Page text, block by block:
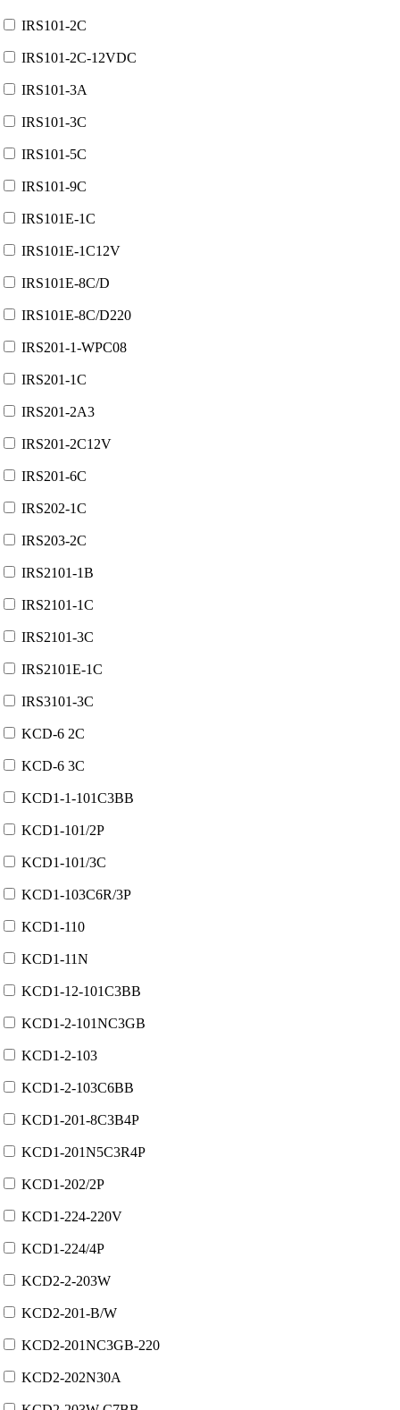
IRS101-2C
IRS101-2C-12VDC
IRS101-3A
IRS101-3C
IRS101-5C
IRS101-9C
IRS101E-1C
IRS101E-1C12V
IRS101E-8C/D
IRS101E-8C/D220
IRS201-1-WPC08
IRS201-1C
IRS201-2A3
IRS201-2C12V
IRS201-6C
IRS202-1C
IRS203-2C
IRS2101-1B
IRS2101-1C
IRS2101-3C
IRS2101E-1C
IRS3101-3C
KCD-6 2C
KCD-6 3C
KCD1-1-101C3BB
KCD1-101/2P
KCD1-101/3C
KCD1-103C6R/3P
KCD1-110
KCD1-11N
KCD1-12-101C3BB
KCD1-2-101NC3GB
KCD1-2-103
KCD1-2-103C6BB
KCD1-201-8C3B4P
KCD1-201N5C3R4P
KCD1-202/2P
KCD1-224-220V
KCD1-224/4P
KCD2-2-203W
KCD2-201-B/W
KCD2-201NC3GB-220
KCD2-202N30A